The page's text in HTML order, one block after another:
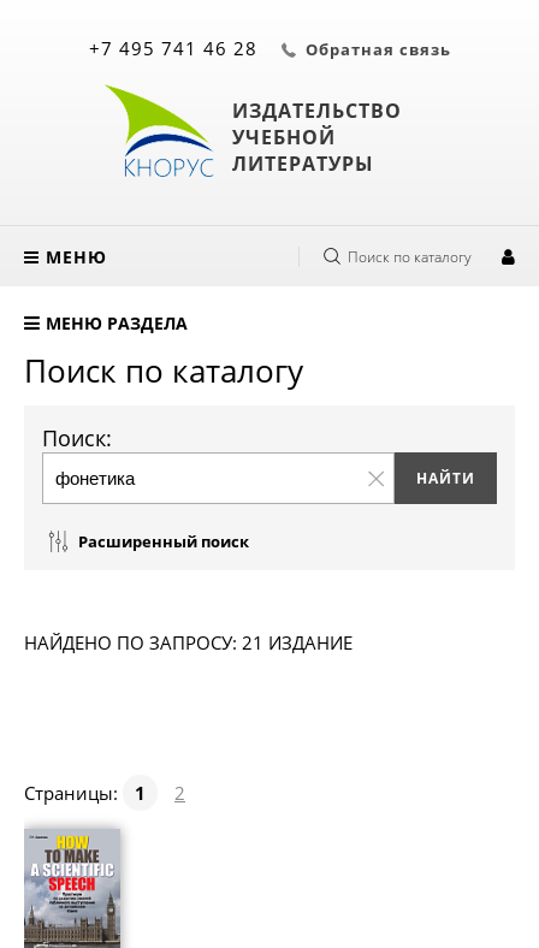
ИЗДАТЕЛЬСТВО
УЧЕБНОЙ
ЛИТЕРАТУРЫ
+7 495 741 46 28 Обратная связь
МЕНЮ Поиск по каталогу
МЕНЮ РАЗДЕЛА
Поиск по каталогу
Поиск:
Расширенный поиск
НАЙДЕНО ПО ЗАПРОСУ: 21 ИЗДАНИЕ
Страницы: 1 2